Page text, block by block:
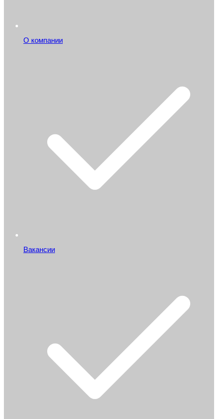
О компании
Вакансии